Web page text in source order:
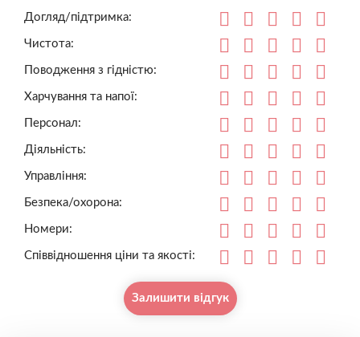
Догляд/підтримка:
Чистота:
Поводження з гідністю:
Харчування та напої:
Персонал:
Діяльність:
Управління:
Безпека/охорона:
Номери:
Співвідношення ціни та якості:
Залишити відгук